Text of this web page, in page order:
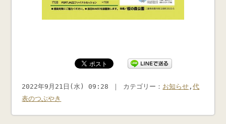
2022年9月21日(水) 09:28 ｜ カテゴリー： お知らせ ,代
表のつぶやき